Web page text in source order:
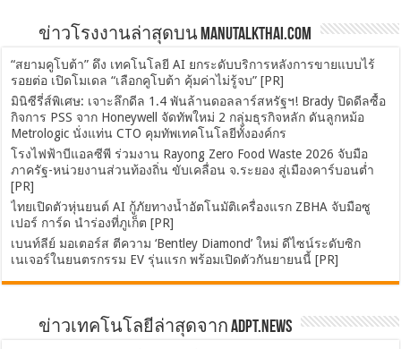
ข่าวโรงงานล่าสุดบน ManuTalkThai.com
“สยามคูโบต้า” ดึง เทคโนโลยี AI ยกระดับบริการหลังการขายแบบไร้
รอยต่อ เปิดโมเดล “เลือกคูโบต้า คุ้มค่าไม่รู้จบ” [PR]
มินิซีรี่ส์พิเศษ: เจาะลึกดีล 1.4 พันล้านดอลลาร์สหรัฐฯ! Brady ปิดดีลซื้อ
กิจการ PSS จาก Honeywell จัดทัพใหม่ 2 กลุ่มธุรกิจหลัก ดันลูกหม้อ
Metrologic นั่งแท่น CTO คุมทัพเทคโนโลยีทั้งองค์กร
โรงไฟฟ้าบีแอลซีพี ร่วมงาน Rayong Zero Food Waste 2026 จับมือ
ภาครัฐ-หน่วยงานส่วนท้องถิ่น ขับเคลื่อน จ.ระยอง สู่เมืองคาร์บอนต่ำ
[PR]
ไทยเปิดตัวหุ่นยนต์ AI กู้ภัยทางน้ำอัตโนมัติเครื่องแรก ZBHA จับมือซู
เปอร์ การ์ด นำร่องที่ภูเก็ต [PR]
เบนท์ลีย์ มอเตอร์ส ตีความ ‘Bentley Diamond’ ใหม่ ดีไซน์ระดับซิก
เนเจอร์ในยนตรกรรม EV รุ่นแรก พร้อมเปิดตัวกันยายนนี้ [PR]
ข่าวเทคโนโลยีล่าสุดจาก ADPT.news